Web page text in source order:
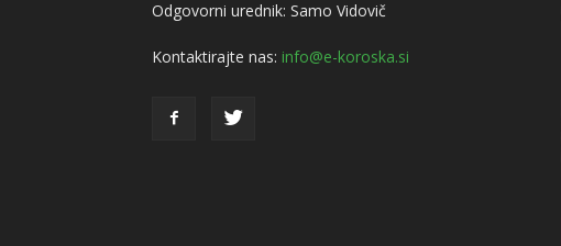
Odgovorni urednik: Samo Vidovič
Kontaktirajte nas: info@e-koroska.si